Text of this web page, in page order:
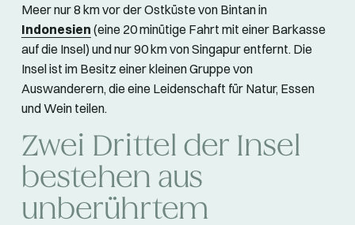
Meer nur 8 km vor der Ostküste von Bintan in
Indonesien (eine 20 minütige Fahrt mit einer Barkasse
auf die Insel) und nur 90 km von Singapur entfernt. Die
Insel ist im Besitz einer kleinen Gruppe von
Auswanderern, die eine Leidenschaft für Natur, Essen
und Wein teilen.
Zwei Drittel der Insel
bestehen aus
unberührtem